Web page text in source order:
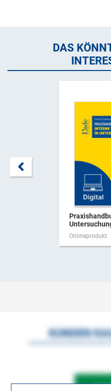
DAS
Onlineprodukt
KUNDEN